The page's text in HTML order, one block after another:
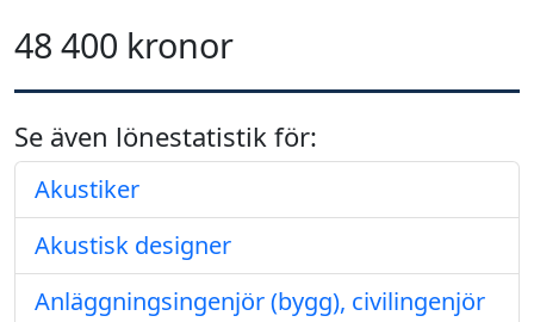
48 400 kronor
Se även lönestatistik för:
Akustiker
Akustisk designer
Anläggningsingenjör (bygg), civilingenjör